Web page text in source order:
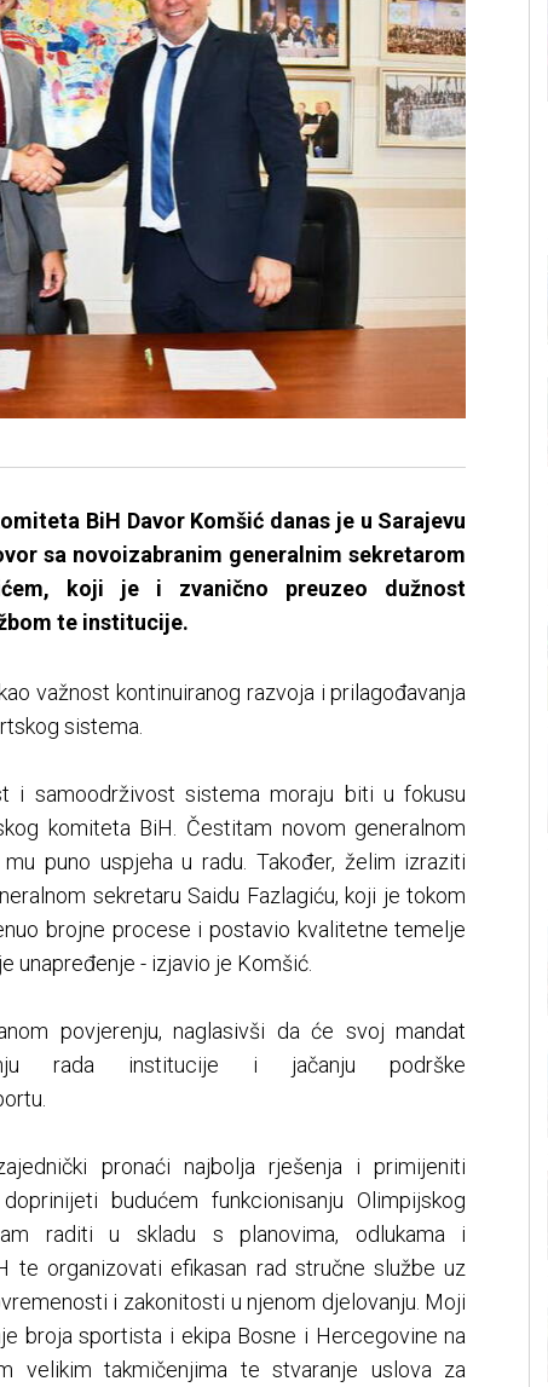
BiH Davor Komšić danas je u Sarajevu
sa novoizabranim generalnim sekretarom
koji je i zvanično preuzeo dužnost
te institucije.
važnost kontinuiranog razvoja i prilagođavanja
sistema.
i samoodrživost sistema moraju biti u fokusu
komiteta BiH. Čestitam novom generalnom
puno uspjeha u radu. Također, želim izraziti
sekretaru Saidu Fazlagiću, koji je tokom
brojne procese i postavio kvalitetne temelje
unapređenje - izjavio je Komšić.
povjerenju, naglasivši da će svoj mandat
rada institucije i jačanju podrške
pronaći najbolja rješenja i primijeniti
budućem funkcionisanju Olimpijskog
raditi u skladu s planovima, odlukama i
te organizovati efikasan rad stručne službe uz
i zakonitosti u njenom djelovanju. Moji
broja sportista i ekipa Bosne i Hercegovine na
velikim takmičenjima te stvaranje uslova za